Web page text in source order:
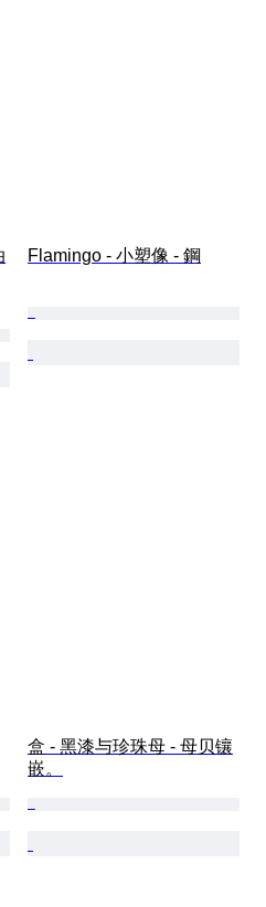
Flamingo - 小塑像 - 鋼
盒 - 黑漆与珍珠母 - 母贝镶
嵌。